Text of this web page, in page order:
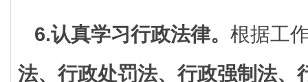
6.认真学习行政法律。 根据工
法、行政处罚法、行政强制法、